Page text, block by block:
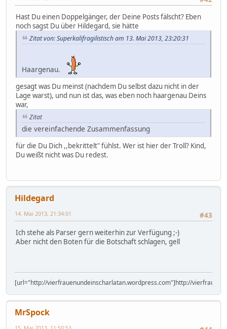
Hast Du einen Doppelgänger, der Deine Posts fälscht? Eben
noch sagst Du über Hildegard, sie hätte
Zitat von: Superkalifragilistisch am 13. Mai 2013, 23:20:31
Haargenau.
gesagt was Du meinst (nachdem Du selbst dazu nicht in der
Lage warst), und nun ist das, was eben noch haargenau Deins
war,
Zitat
die vereinfachende Zusammenfassung
für die Du Dich ,,bekrittelt" fühlst. Wer ist hier der Troll? Kind,
Du weißt nicht was Du redest.
Hildegard
#43
14. Mai 2013, 21:34:01
Ich stehe als Parser gern weiterhin zur Verfügung ;-)
Aber nicht den Boten für die Botschaft schlagen, gell
[url="http://vierfrauenundeinscharlatan.wordpress.com"]http://
MrSpock